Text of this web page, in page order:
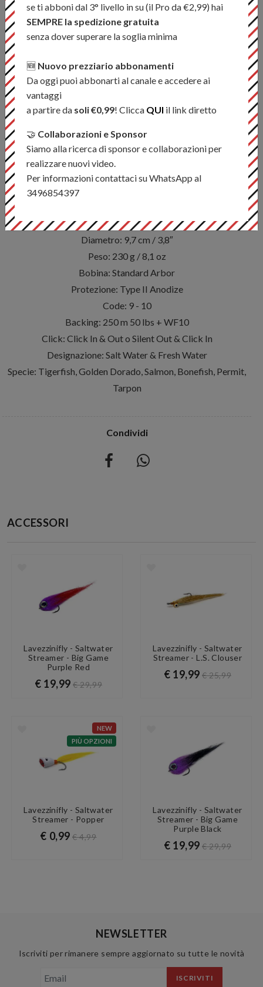
L'SL9 è il mulinello preferito dalla maggior parte delle guide
di pesca che lo utilizzano sulle loro canne da noleggiare
grazie al suo design "a prova di proiettile". Questo mulinello
ha una notevole esperienza a partire dal 2002 negli ambienti
più remoti e ostili, prendendo di mira avversari potenti come
salmoni, steelhead, tigerfish, dorado, bonefish e permit. Il
design robusto è realizzato in solido alluminio 6082 T6 di
alta qualità e presenta una frizione in sughero lavorata su
misura con pistoni unidirezionali chiusi. L'SL9 ospita code
dalla 9 alla 10, ha un clic in entrata e in uscita.
Diametro: 9,7 cm / 3,8″
Peso: 230 g / 8,1 oz
Bobina: Standard Arbor
Protezione: Type II Anodize
Code: 9 - 10
Backing: 250 m 50 lbs + WF10
Click: Click In & Out o Silent Out & Click In
Designazione: Salt Water & Fresh Water
Specie: Tigerfish, Golden Dorado, Salmon, Bonefish, Permit,
Tarpon
Condividi
ACCESSORI
Lavezzinifly - Saltwater
Streamer - Big Game
Purple Red
€ 19,99€ 29,99
Lavezzinifly - Saltwater
Streamer - L.S. Clouser
€ 19,99€ 25,99
NEW
PIÙ OPZIONI
Lavezzinifly - Saltwater
Streamer - Popper
€ 0,99€ 4,99
Lavezzinifly - Saltwater
Streamer - Big Game
Purple Black
€ 19,99€ 29,99
NEWSLETTER
Iscriviti per rimanere sempre aggiornato su tutte le novità
ISCRIVITI
se ti abboni dal 3° livello in su (il Pro da €2,99) hai
SEMPRE la spedizione gratuita
senza dover superare la soglia minima
🆕 Nuovo prezziario abbonamenti
Da oggi puoi abbonarti al canale e accedere ai
vantaggi
a partire da soli €0,99! Clicca QUI il link diretto
🤝 Collaborazioni e Sponsor
Siamo alla ricerca di sponsor e collaborazioni per
realizzare nuovi video.
Per informazioni contattaci su WhatsApp al
3496854397